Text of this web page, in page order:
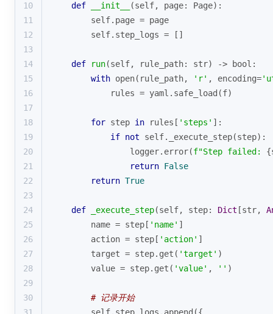
10
def __init__ (self, page: Page):
11
        self.page = page
12
        self.step_logs = []
13
14
def run(self, rule_path: str) -> bool :
15
with open(rule_path, 'r' , encoding=
16
            rules = yaml.safe_load(f)
17
18
for step in rules[ 'steps' ]:
19
if not self._execute_step(step):
20
                logger.error(
f"Step failed:
21
return False
22
return True
23
24
def _execute_step(self, step: Dict [str,
25
        name = step[
'name' ]
26
        action = step[
'action' ]
27
        target = step.get(
'target' )
28
        value = step.get(
'value' , '' )
29
30
# 记录开始